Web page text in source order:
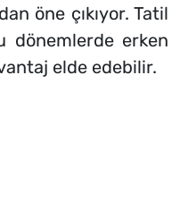
öne çıkıyor. Tatil
dönemlerde erken
elde edebilir.